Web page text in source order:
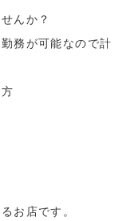
んか？
務が可能なので計
お店です。